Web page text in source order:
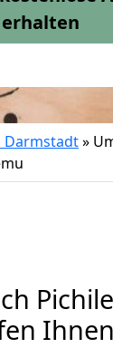
erhalten
Darmstadt»